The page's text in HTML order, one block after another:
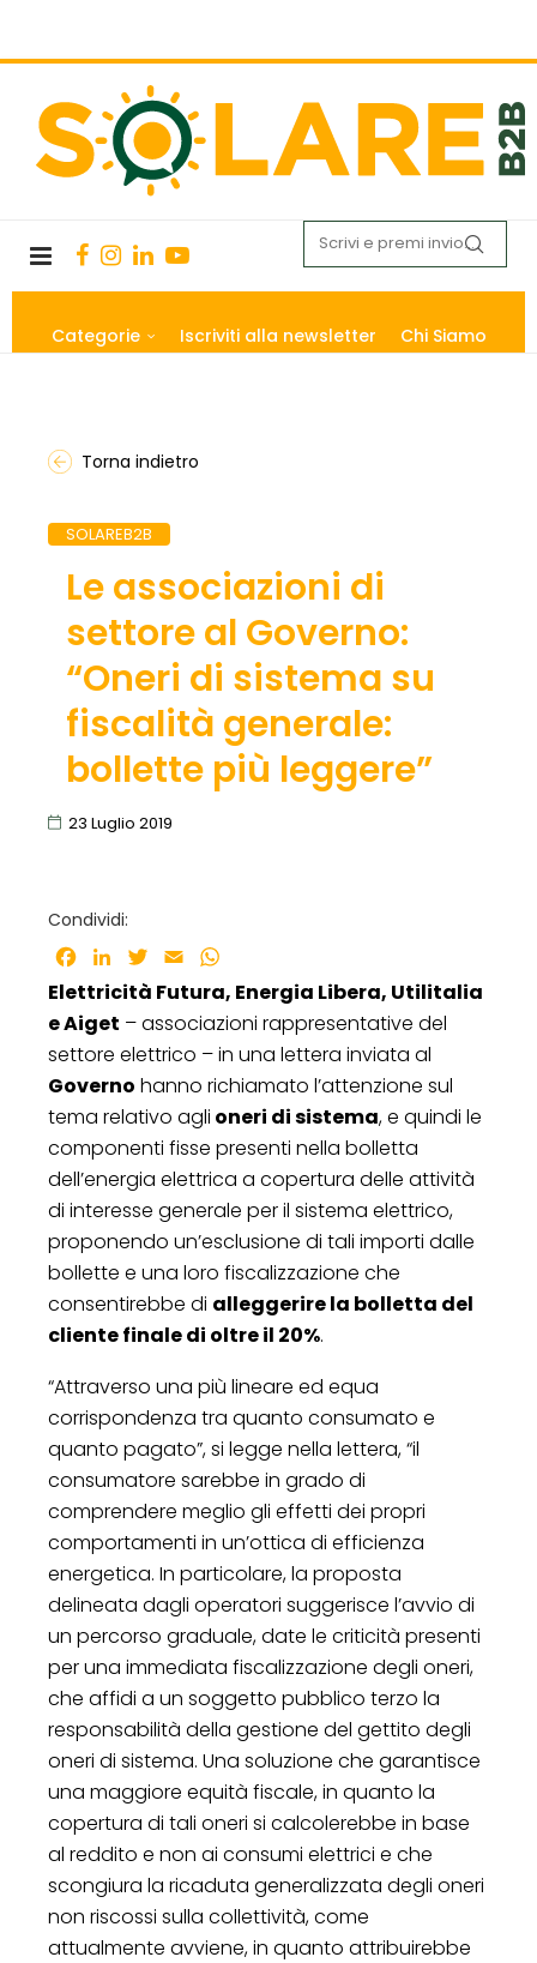
Categorie Iscriviti alla newsletter Chi Siamo
Torna indietro
SOLAREB2B
Le associazioni di
settore al Governo:
“Oneri di sistema su
fiscalità generale:
bollette più leggere”
23 Luglio 2019
Condividi:
Facebook
LinkedInTwitter
Email
Elettricità Futura, Energia Libera, Utilitalia
e Aiget – associazioni rappresentative del
settore elettrico – in una lettera inviata al
Governo hanno richiamato l’attenzione sul
tema relativo agli oneri di sistema, e quindi le
componenti fisse presenti nella bolletta
dell’energia elettrica a copertura delle attività
di interesse generale per il sistema elettrico,
proponendo un’esclusione di tali importi dalle
bollette e una loro fiscalizzazione che
consentirebbe di alleggerire la bolletta del
cliente finale di oltre il 20%.
“Attraverso una più lineare ed equa
corrispondenza tra quanto consumato e
quanto pagato”, si legge nella lettera, “il
consumatore sarebbe in grado di
comprendere meglio gli effetti dei propri
comportamenti in un’ottica di efficienza
energetica. In particolare, la proposta
delineata dagli operatori suggerisce l’avvio di
un percorso graduale, date le criticità presenti
per una immediata fiscalizzazione degli oneri,
che affidi a un soggetto pubblico terzo la
responsabilità della gestione del gettito degli
oneri di sistema. Una soluzione che garantisce
una maggiore equità fiscale, in quanto la
copertura di tali oneri si calcolerebbe in base
al reddito e non ai consumi elettrici e che
scongiura la ricaduta generalizzata degli oneri
non riscossi sulla collettività, come
attualmente avviene, in quanto attribuirebbe